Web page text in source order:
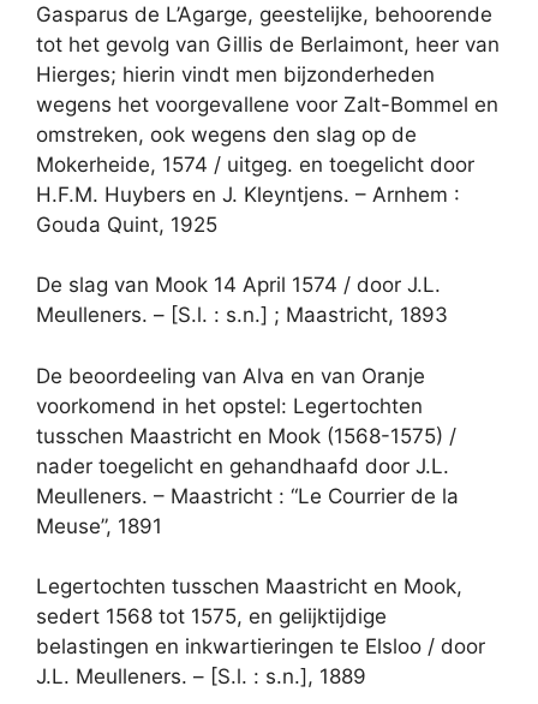
Gasparus de L’Agarge, geestelijke, behoorende
tot het gevolg van Gillis de Berlaimont, heer van
Hierges; hierin vindt men bijzonderheden
wegens het voorgevallene voor Zalt-Bommel en
omstreken, ook wegens den slag op de
Mokerheide, 1574 / uitgeg. en toegelicht door
H.F.M. Huybers en J. Kleyntjens. – Arnhem :
Gouda Quint, 1925
De slag van Mook 14 April 1574 / door J.L.
Meulleners. – [S.l. : s.n.] ; Maastricht, 1893
De beoordeeling van Alva en van Oranje
voorkomend in het opstel: Legertochten
tusschen Maastricht en Mook (1568-1575) /
nader toegelicht en gehandhaafd door J.L.
Meulleners. – Maastricht : “Le Courrier de la
Meuse”, 1891
Legertochten tusschen Maastricht en Mook,
sedert 1568 tot 1575, en gelijktijdige
belastingen en inkwartieringen te Elsloo / door
J.L. Meulleners. – [S.l. : s.n.], 1889